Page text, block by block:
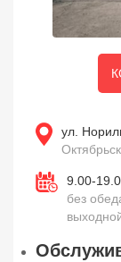
ул.
9.00-
без